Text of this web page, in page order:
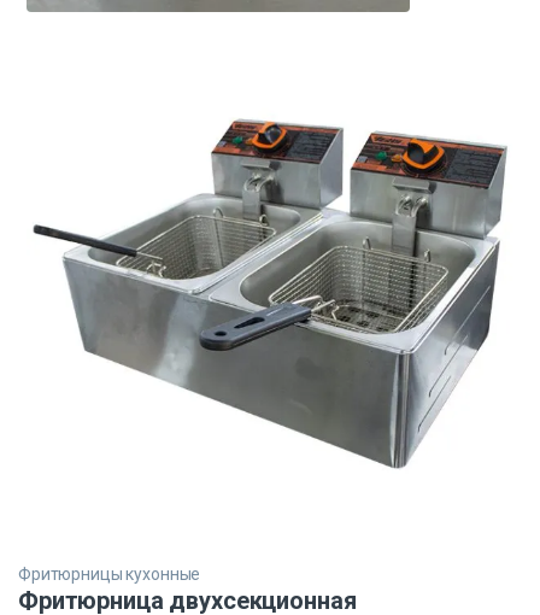
Фритюрницы кухонные
Фритюрница двухсекционная